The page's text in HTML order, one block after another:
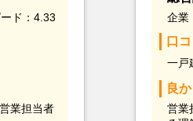
ド：4.33
営業担当者
企業
口
一戸
良
営業